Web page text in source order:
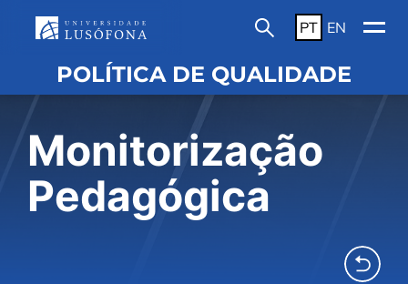
PT EN
POLÍTICA DE QUALIDADE
Monitorização
Pedagógica